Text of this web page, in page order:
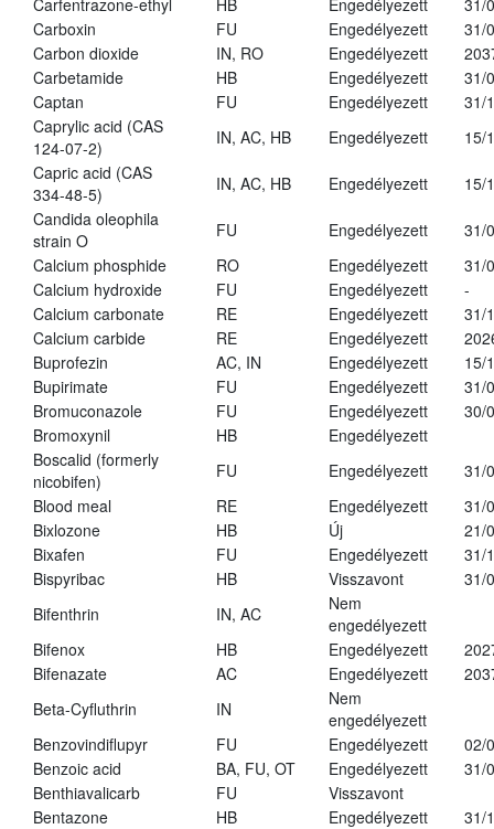
Carfentrazone-ethyl
HB Engedélyezett
31/
Carboxin
FU Engedélyezett
31/
Carbon dioxide
IN, RO Engedélyezett
Carbetamide
HB Engedélyezett
31/
Captan
FU Engedélyezett
31/
Caprylic acid (CAS
124-07-2)
IN, AC, HB Engedélyezett
15/
Capric acid (CAS
334-48-5)
IN, AC, HB Engedélyezett
15/
Candida oleophila
strain O
FU Engedélyezett
31/
Calcium phosphide
RO Engedélyezett
31/
Calcium hydroxide
FU Engedélyezett
-
Calcium carbonate
RE Engedélyezett
31/
Calcium carbide
RE Engedélyezett
Buprofezin
AC, IN Engedélyezett
15/
Bupirimate
FU Engedélyezett
31/
Bromuconazole
FU Engedélyezett
30/
Bromoxynil
HB
Engedélyezett
Boscalid (formerly
nicobifen)
FU Engedélyezett
31/
Blood meal
RE Engedélyezett
31/
Bixlozone
HB Új
21/
Bixafen
FU Engedélyezett
31/
Bispyribac
HB Visszavont
31/
Bifenthrin
IN, AC
Nem
engedélyezett
Bifenox
HB Engedélyezett
Bifenazate
AC Engedélyezett
Beta-Cyfluthrin
IN
Nem
engedélyezett
Benzovindiflupyr
FU Engedélyezett
02/
Benzoic acid
BA, FU, OT Engedélyezett
31/
Benthiavalicarb
FU
Visszavont
Bentazone
HB Engedélyezett
31/